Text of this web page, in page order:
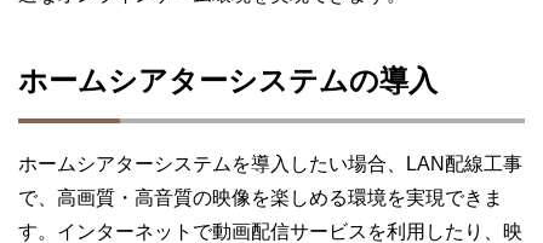
ホームシアターシステムの導入
ホームシアターシステムを導入したい場合、LAN配線工事
で、高画質・高音質の映像を楽しめる環境を実現できま
す。インターネットで動画配信サービスを利用したり、映